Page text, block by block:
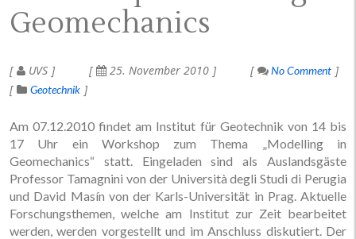
Geomechanics
UVS 25. November 2010
No Comment
Geotechnik
Am 07.12.2010 findet am Institut für Geotechnik von 14 bis
17 Uhr ein Workshop zum Thema „Modelling in
Geomechanics“ statt. Eingeladen sind als Auslandsgäste
Professor Tamagnini von der Università degli Studi di Perugia
und David Masín von der Karls-Universität in Prag. Aktuelle
Forschungsthemen, welche am Institut zur Zeit bearbeitet
werden, werden vorgestellt und im Anschluss diskutiert. Der